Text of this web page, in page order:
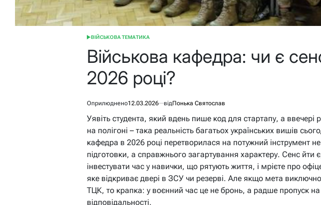
ОПУБЛІКУВАТИ
ВІЙСЬКОВА ТЕМАТИКА
Військова кафедра: чи є
2026 році?
Оприлюднено12.03.2026 відПонька Святослав
Уявіть студента, який вдень пише код для стартапу, а ввечері
на полігоні – така реальність багатьох українських вишів
кафедра в 2026 році перетворилася на потужний інструмент
підготовки, а справжнього загартування характеру. Сенс йти
інвестувати час у навички, що рятують життя, і мрієте про
яке відкриває двері в ЗСУ чи резерві. Але якщо мета
ТЦК, то крапка: у воєнний час це не бронь, а радше пропуск
відповідальності.